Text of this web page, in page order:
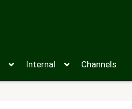
Internal Channels